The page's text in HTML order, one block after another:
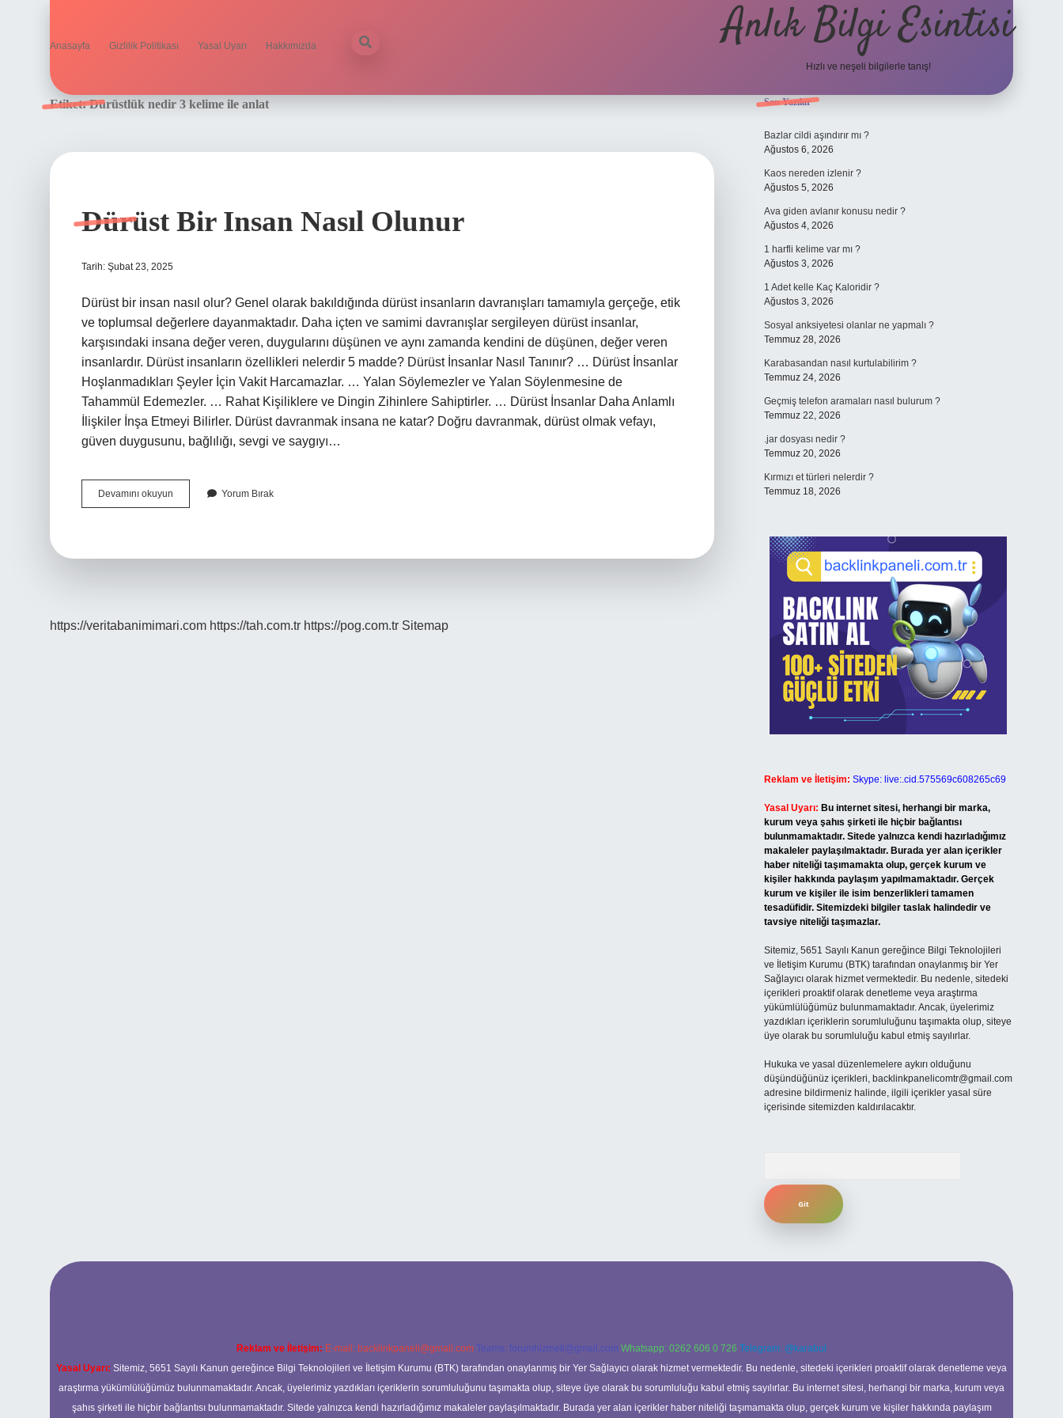
Anasayfa Gizlilik Politikası Yasal Uyarı Hakkımızda Anlık Bilgi Esintisi
Hızlı ve neşeli bilgilerle tanış!
Etiket:Dürüstlük nedir 3 kelime ile anlat
Dürüst Bir Insan Nasıl Olunur
Tarih: Şubat 23, 2025
Dürüst bir insan nasıl olur? Genel olarak bakıldığında dürüst insanların davranışları tamamıyla gerçeğe, etik
ve toplumsal değerlere dayanmaktadır. Daha içten ve samimi davranışlar sergileyen dürüst insanlar,
karşısındaki insana değer veren, duygularını düşünen ve aynı zamanda kendini de düşünen, değer veren
insanlardır. Dürüst insanların özellikleri nelerdir 5 madde? Dürüst İnsanlar Nasıl Tanınır? … Dürüst İnsanlar
Hoşlanmadıkları Şeyler İçin Vakit Harcamazlar. … Yalan Söylemezler ve Yalan Söylenmesine de
Tahammül Edemezler. … Rahat Kişiliklere ve Dingin Zihinlere Sahiptirler. … Dürüst İnsanlar Daha Anlamlı
İlişkiler İnşa Etmeyi Bilirler. Dürüst davranmak insana ne katar? Doğru davranmak, dürüst olmak vefayı,
güven duygusunu, bağlılığı, sevgi ve saygıyı…
Devamını okuyun
Bir
Yorum Bırak
https://veritabanimimari.com https://tah.com.tr https://pog.com.tr Sitemap
Sidebar
Son Yazılar
Bazlar cildi aşındırır mı ?
Ağustos 6, 2026
Kaos nereden izlenir ?
Ağustos 5, 2026
Ava giden avlanır konusu nedir ?
Ağustos 4, 2026
1 harfli kelime var mı ?
Ağustos 3, 2026
1 Adet kelle Kaç Kaloridir ?
Ağustos 3, 2026
Sosyal anksiyetesi olanlar ne yapmalı ?
Temmuz 28, 2026
Karabasandan nasıl kurtulabilirim ?
Temmuz 24, 2026
Geçmiş telefon aramaları nasıl bulurum ?
Temmuz 22, 2026
.jar dosyası nedir ?
Temmuz 20, 2026
Kırmızı et türleri nelerdir ?
Temmuz 18, 2026
Reklam ve İletişim: Skype: live:.cid.575569c608265c69
Yasal Uyarı: Bu internet sitesi, herhangi bir marka,
kurum veya şahıs şirketi ile hiçbir bağlantısı
bulunmamaktadır. Sitede yalnızca kendi hazırladığımız
makaleler paylaşılmaktadır. Burada yer alan içerikler
haber niteliği taşımamakta olup, gerçek kurum ve
kişiler hakkında paylaşım yapılmamaktadır. Gerçek
kurum ve kişiler ile isim benzerlikleri tamamen
tesadüfidir. Sitemizdeki bilgiler taslak halindedir ve
tavsiye niteliği taşımazlar.
Sitemiz, 5651 Sayılı Kanun gereğince Bilgi Teknolojileri
ve İletişim Kurumu (BTK) tarafından onaylanmış bir Yer
Sağlayıcı olarak hizmet vermektedir. Bu nedenle, sitedeki
içerikleri proaktif olarak denetleme veya araştırma
yükümlülüğümüz bulunmamaktadır. Ancak, üyelerimiz
yazdıkları içeriklerin sorumluluğunu taşımakta olup, siteye
üye olarak bu sorumluluğu kabul etmiş sayılırlar.
Hukuka ve yasal düzenlemelere aykırı olduğunu
düşündüğünüz içerikleri, backlinkpanelicomtr@gmail.com
adresine bildirmeniz halinde, ilgili içerikler yasal süre
içerisinde sitemizden kaldırılacaktır.
Reklam ve İletişim: E-mail: backlinkpaneli@gmail.com Teams: forumhizmeti@gmail.com Whatsapp: 0262 606 0 726 Telegram: @karabul
Yasal Uyarı: Sitemiz, 5651 Sayılı Kanun gereğince Bilgi Teknolojileri ve İletişim Kurumu (BTK) tarafından onaylanmış bir Yer Sağlayıcı olarak hizmet vermektedir. Bu nedenle, sitedeki içerikleri proaktif olarak denetleme veya
araştırma yükümlülüğümüz bulunmamaktadır. Ancak, üyelerimiz yazdıkları içeriklerin sorumluluğunu taşımakta olup, siteye üye olarak bu sorumluluğu kabul etmiş sayılırlar. Bu internet sitesi, herhangi bir marka, kurum veya
şahıs şirketi ile hiçbir bağlantısı bulunmamaktadır. Sitede yalnızca kendi hazırladığımız makaleler paylaşılmaktadır. Burada yer alan içerikler haber niteliği taşımamakta olup, gerçek kurum ve kişiler hakkında paylaşım